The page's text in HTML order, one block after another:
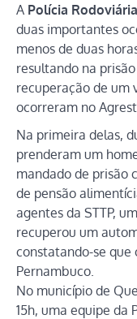
A Polícia
duas importantes
menos de duas
resultando na
recuperação de um
ocorreram no
Na primeira delas,
prenderam um
mandado de prisão
de pensão
agentes da STTP,
recuperou um
constatando-se que
Pernambuco.
No município de
15h, uma equipe da